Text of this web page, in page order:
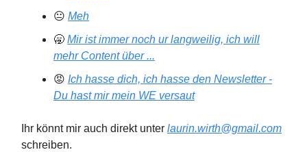
😐 Meh
🥱 Mir ist immer noch ur langweilig, ich will
mehr Content über ...
😡 Ich hasse dich, ich hasse den Newsletter -
Du hast mir mein WE versaut
Ihr könnt mir auch direkt unter laurin.wirth@gmail.com
schreiben.